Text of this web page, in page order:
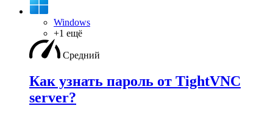
Windows
+1 ещё
Средний
Как узнать пароль от TightVNC
server?